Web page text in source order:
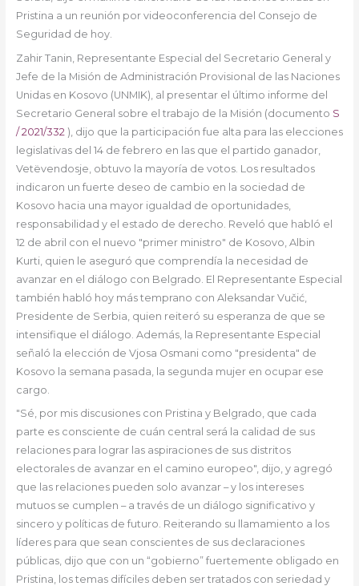
Pristina a un reunión por videoconferencia del Consejo de
Seguridad de hoy.
Zahir Tanin, Representante Especial del Secretario General y
Jefe de la Misión de Administración Provisional de las Naciones
Unidas en Kosovo (UNMIK), al presentar el último informe del
Secretario General sobre el trabajo de la Misión (documento S
/ 2021/332 ), dijo que la participación fue alta para las elecciones
legislativas del 14 de febrero en las que el partido ganador,
Vetëvendosje, obtuvo la mayoría de votos. Los resultados
indicaron un fuerte deseo de cambio en la sociedad de
Kosovo hacia una mayor igualdad de oportunidades,
responsabilidad y el estado de derecho. Reveló que habló el
12 de abril con el nuevo "primer ministro" de Kosovo, Albin
Kurti, quien le aseguró que comprendía la necesidad de
avanzar en el diálogo con Belgrado. El Representante Especial
también habló hoy más temprano con Aleksandar Vučić,
Presidente de Serbia, quien reiteró su esperanza de que se
intensifique el diálogo. Además, la Representante Especial
señaló la elección de Vjosa Osmani como "presidenta" de
Kosovo la semana pasada, la segunda mujer en ocupar ese
cargo.
"Sé, por mis discusiones con Pristina y Belgrado, que cada
parte es consciente de cuán central será la calidad de sus
relaciones para lograr las aspiraciones de sus distritos
electorales de avanzar en el camino europeo", dijo, y agregó
que las relaciones pueden solo avanzar – y los intereses
mutuos se cumplen – a través de un diálogo significativo y
sincero y políticas de futuro. Reiterando su llamamiento a los
líderes para que sean conscientes de sus declaraciones
públicas, dijo que con un “gobierno” fuertemente obligado en
Pristina, los temas difíciles deben ser tratados con seriedad y